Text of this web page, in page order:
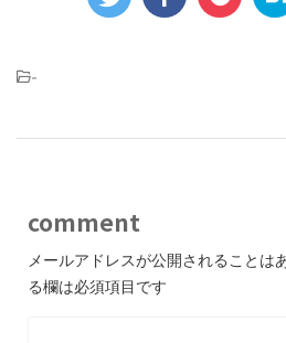
-
comment
メールアドレスが公開されることは
る欄は必須項目です